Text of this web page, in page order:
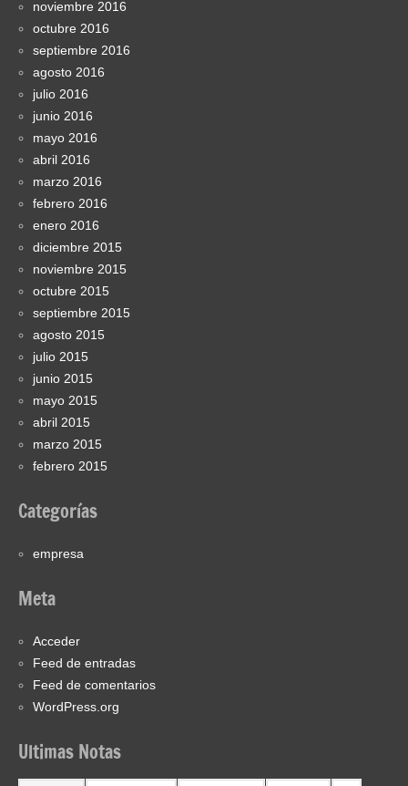
noviembre 2016
octubre 2016
septiembre 2016
agosto 2016
julio 2016
junio 2016
mayo 2016
abril 2016
marzo 2016
febrero 2016
enero 2016
diciembre 2015
noviembre 2015
octubre 2015
septiembre 2015
agosto 2015
julio 2015
junio 2015
mayo 2015
abril 2015
marzo 2015
febrero 2015
Categorías
empresa
Meta
Acceder
Feed de entradas
Feed de comentarios
WordPress.org
Ultimas Notas